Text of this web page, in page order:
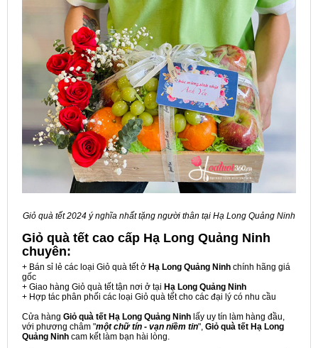
Giỏ quà tết 2024 ý nghĩa nhất tặng người thân tại Hạ Long Quảng Ninh
Giỏ quà tết cao cấp Hạ Long Quảng Ninh
chuyên:
+ Bán sỉ lẻ các loại Giỏ quà tết ở Hạ Long Quảng Ninh chính hãng giá
gốc
+ Giao hàng Giỏ quà tết tận nơi ở tại Hạ Long Quảng Ninh
+ Hợp tác phân phối các loại Giỏ quà tết cho các đại lý có nhu cầu
Cửa hàng Giỏ quà tết Hạ Long Quảng Ninh lấy uy tín làm hàng đầu,
với phương châm "một chữ tín - vạn niềm tin", Giỏ quà tết Hạ Long
Quảng Ninh cam kết làm bạn hài lòng.